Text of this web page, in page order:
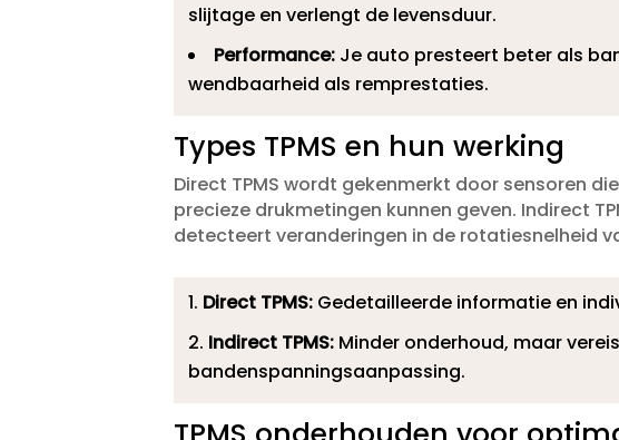
slijtage en verlengt de levensduur.​
Performance: Je auto presteert beter als
wendbaarheid als remprestaties.​
Types TPMS en hun werking
Direct TPMS wordt gekenmerkt door sensoren
precieze drukmetingen kunnen geven.​ Indirect
detecteert veranderingen in de rotatiesnelheid
Direct TPMS: Gedetailleerde informatie en
Indirect TPMS: Minder onderhoud, maar
bandenspanningsaanpassing.​